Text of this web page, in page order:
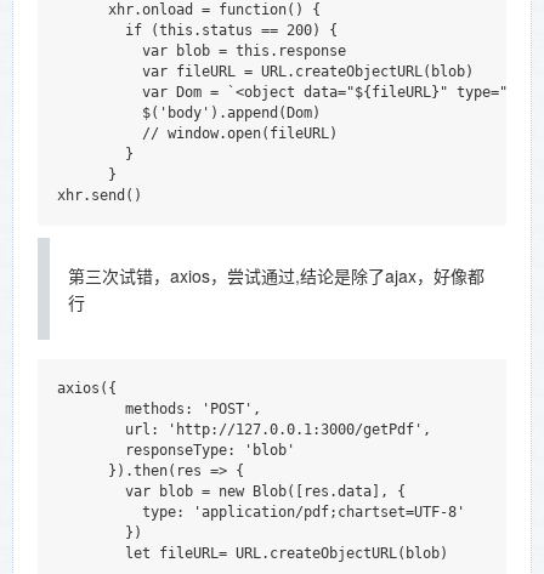
      xhr.onload = function() {
        if (this.status == 200) {
          var blob = this.response
          var fileURL = URL.createObjectURL(blob)
var Dom = `<object data="${fileURL}"
          $('body').append(Dom)
          // window.open(fileURL)
        }
      }
第三次试错，axios，尝试通过,结论是除了ajax，好像都
行
axios({
        methods: 'POST',
        url: 'http://127.0.0.1:3000/getPdf',
        responseType: 'blob'
      }).then(res => {
        var blob = new Blob([res.data], {
          type: 'application/pdf;chartset=UTF-8'
        })
        let fileURL= URL.createObjectURL(blob)